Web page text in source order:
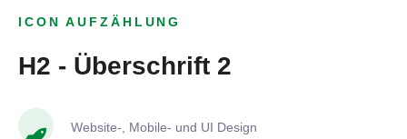
ICON AUFZÄHLUNG
H2 - Überschrift 2
Website-, Mobile- und UI Design